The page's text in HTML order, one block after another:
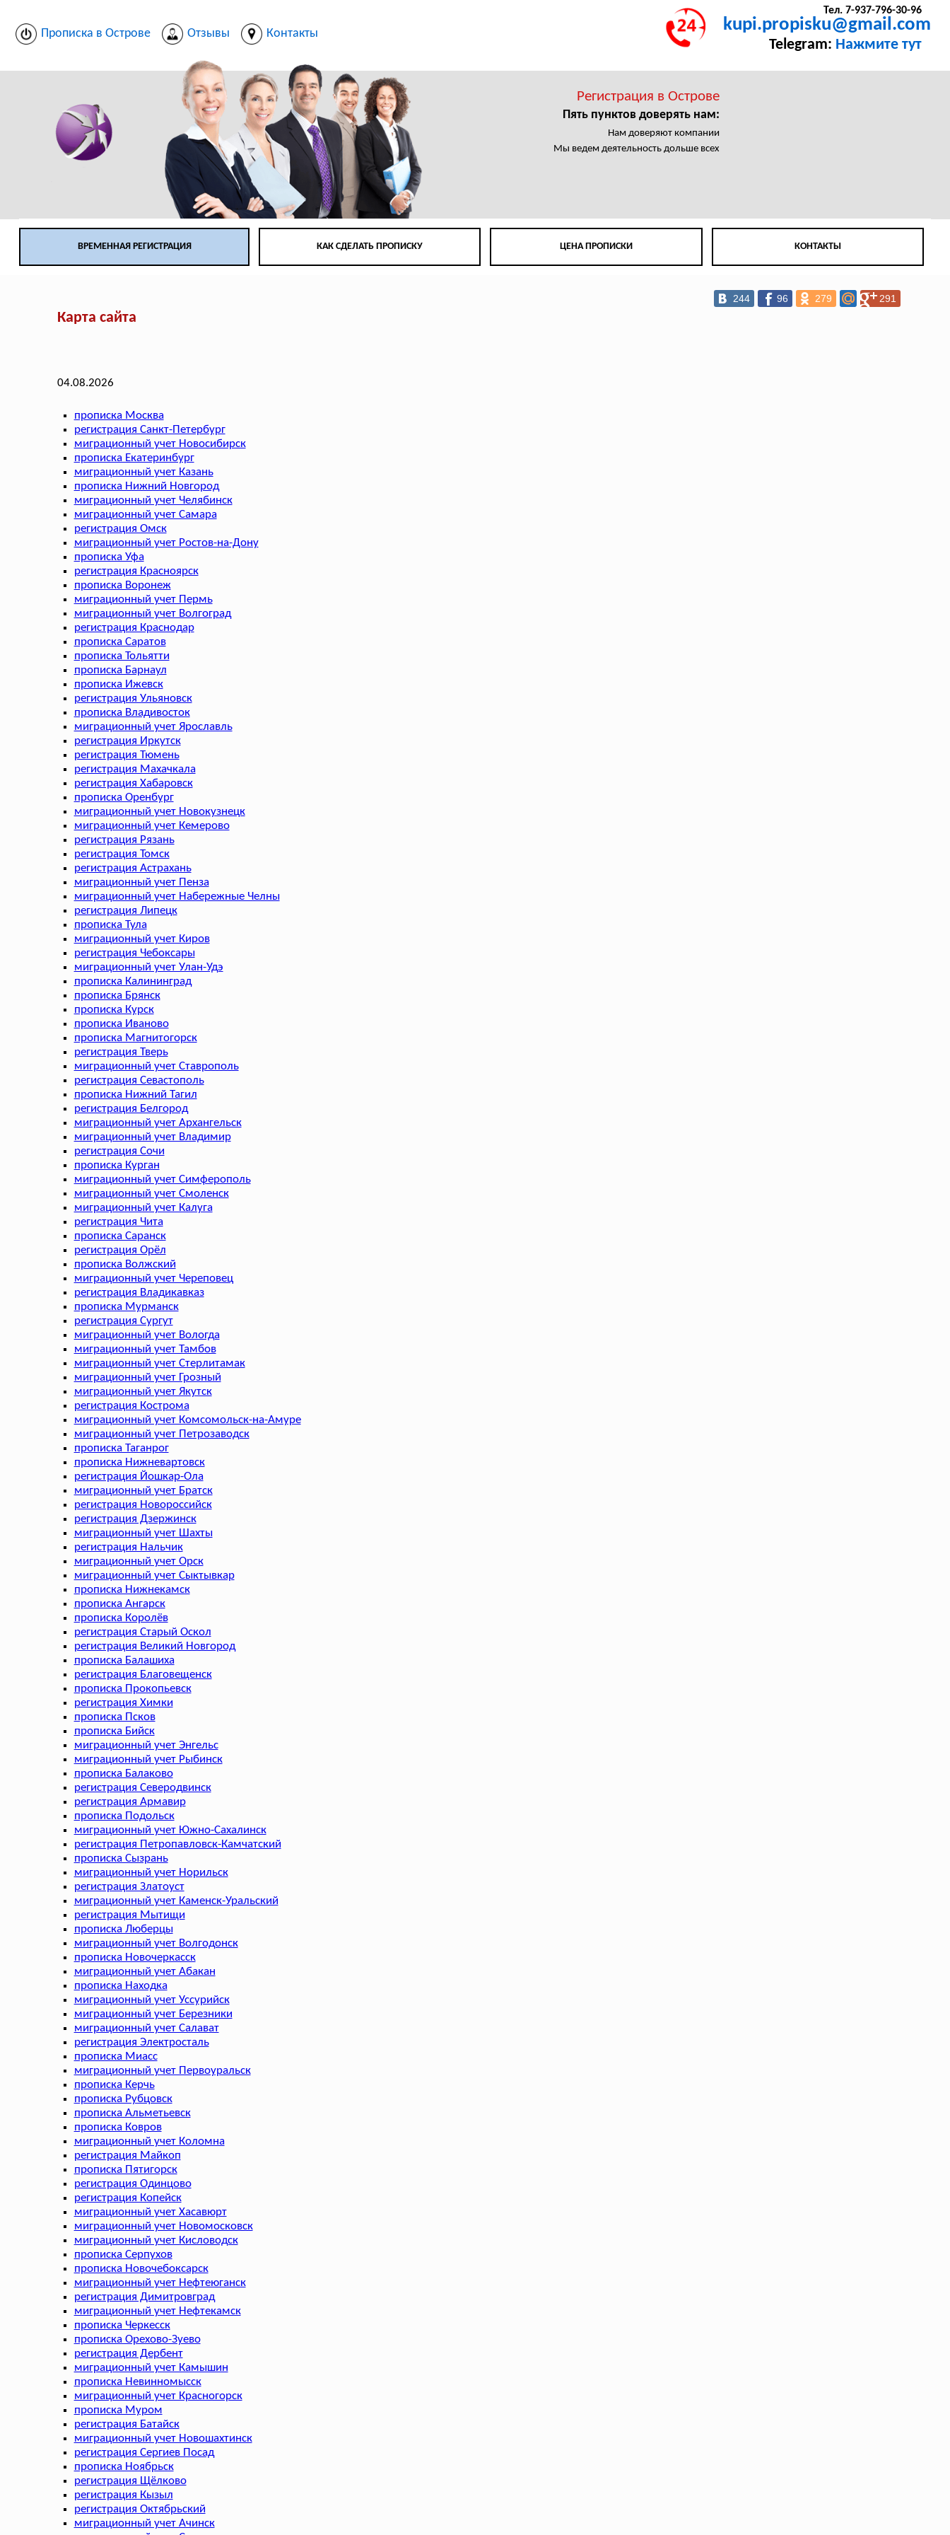
Прописка в Острове Отзывы Контакты
Тел. 7-937-796-30-96
kupi.propisku@gmail.com
Telegram: Нажмите тут
Регистрация в Острове
Пять пунктов доверять нам:
Нам доверяют компании
Мы ведем деятельность дольше всех
ВРЕМЕННАЯ РЕГИСТРАЦИЯ КАК СДЕЛАТЬ ПРОПИСКУ ЦЕНА ПРОПИСКИ КОНТАКТЫ
244 96 279 291
Карта сайта
04.08.2026
прописка Москва
регистрация Санкт-Петербург
миграционный учет Новосибирск
прописка Екатеринбург
миграционный учет Казань
прописка Нижний Новгород
миграционный учет Челябинск
миграционный учет Самара
регистрация Омск
миграционный учет Ростов-на-Дону
прописка Уфа
регистрация Красноярск
прописка Воронеж
миграционный учет Пермь
миграционный учет Волгоград
регистрация Краснодар
прописка Саратов
прописка Тольятти
прописка Барнаул
прописка Ижевск
регистрация Ульяновск
прописка Владивосток
миграционный учет Ярославль
регистрация Иркутск
регистрация Тюмень
регистрация Махачкала
регистрация Хабаровск
прописка Оренбург
миграционный учет Новокузнецк
миграционный учет Кемерово
регистрация Рязань
регистрация Томск
регистрация Астрахань
миграционный учет Пенза
миграционный учет Набережные Челны
регистрация Липецк
прописка Тула
миграционный учет Киров
регистрация Чебоксары
миграционный учет Улан-Удэ
прописка Калининград
прописка Брянск
прописка Курск
прописка Иваново
прописка Магнитогорск
регистрация Тверь
миграционный учет Ставрополь
регистрация Севастополь
прописка Нижний Тагил
регистрация Белгород
миграционный учет Архангельск
миграционный учет Владимир
регистрация Сочи
прописка Курган
миграционный учет Симферополь
миграционный учет Смоленск
миграционный учет Калуга
регистрация Чита
прописка Саранск
регистрация Орёл
прописка Волжский
миграционный учет Череповец
регистрация Владикавказ
прописка Мурманск
регистрация Сургут
миграционный учет Вологда
миграционный учет Тамбов
миграционный учет Стерлитамак
миграционный учет Грозный
миграционный учет Якутск
регистрация Кострома
миграционный учет Комсомольск-на-Амуре
миграционный учет Петрозаводск
прописка Таганрог
прописка Нижневартовск
регистрация Йошкар-Ола
миграционный учет Братск
регистрация Новороссийск
регистрация Дзержинск
миграционный учет Шахты
регистрация Нальчик
миграционный учет Орск
миграционный учет Сыктывкар
прописка Нижнекамск
прописка Ангарск
прописка Королёв
регистрация Старый Оскол
регистрация Великий Новгород
прописка Балашиха
регистрация Благовещенск
прописка Прокопьевск
регистрация Химки
прописка Псков
прописка Бийск
миграционный учет Энгельс
миграционный учет Рыбинск
прописка Балаково
регистрация Северодвинск
регистрация Армавир
прописка Подольск
миграционный учет Южно-Сахалинск
регистрация Петропавловск-Камчатский
прописка Сызрань
миграционный учет Норильск
регистрация Златоуст
миграционный учет Каменск-Уральский
регистрация Мытищи
прописка Люберцы
миграционный учет Волгодонск
прописка Новочеркасск
миграционный учет Абакан
прописка Находка
миграционный учет Уссурийск
миграционный учет Березники
миграционный учет Салават
регистрация Электросталь
прописка Миасс
миграционный учет Первоуральск
прописка Керчь
прописка Рубцовск
прописка Альметьевск
прописка Ковров
миграционный учет Коломна
регистрация Майкоп
прописка Пятигорск
регистрация Одинцово
регистрация Копейск
миграционный учет Хасавюрт
миграционный учет Новомосковск
миграционный учет Кисловодск
прописка Серпухов
прописка Новочебоксарск
миграционный учет Нефтеюганск
регистрация Димитровград
миграционный учет Нефтекамск
прописка Черкесск
прописка Орехово-Зуево
регистрация Дербент
миграционный учет Камышин
прописка Невинномысск
миграционный учет Красногорск
прописка Муром
регистрация Батайск
миграционный учет Новошахтинск
регистрация Сергиев Посад
прописка Ноябрьск
регистрация Щёлково
регистрация Кызыл
регистрация Октябрьский
миграционный учет Ачинск